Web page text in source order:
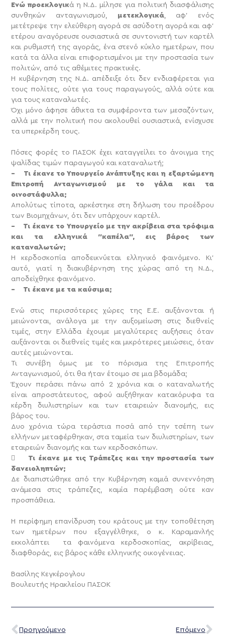
Ενώ προεκλογικά η Ν.Δ. μίλησε για πολιτική διασφάλισης
συνθηκών ανταγωνισμού,
μετεκλογικά, αφ’ ενός
μετέτρεψε την ελεύθερη αγορά σε ασύδοτη αγορά και αφ’
ετέρου αναγόρευσε ουσιαστικά σε συντονιστή των καρτέλ
και ρυθμιστή της αγοράς, ένα στενό κύκλο ημετέρων, που
κατά τα άλλα είναι επιφορτισμένοι με την προστασία των
πολιτών, από τις αθέμιτες πρακτικές.
Η κυβέρνηση της Ν.Δ. απέδειξε ότι δεν ενδιαφέρεται για
τους πολίτες, ούτε για τους παραγωγούς, αλλά ούτε και
για τους καταναλωτές.
Όχι μόνο άφησε άθικτα τα συμφέροντα των μεσαζόντων,
αλλά με την πολιτική που ακολουθεί ουσιαστικά, ενίσχυσε
τα υπερκέρδη τους.
Πόσες φορές το ΠΑΣΟΚ έχει καταγγείλει το άνοιγμα της
ψαλίδας τιμών παραγωγού και καταναλωτή;
– Τι έκανε το Υπουργείο Ανάπτυξης και η εξαρτώμενη
Επιτροπή Ανταγωνισμού με το γάλα και τα
οινοστάφυλλα;
Απολύτως τίποτα, αρκέστηκε στη δήλωση του προέδρου
των Βιομηχάνων, ότι δεν υπάρχουν καρτέλ.
– Τι έκανε το Υπουργείο με την ακρίβεια στα τρόφιμα
και τα ελληνικά ″καπέλα″, εις βάρος των
καταναλωτών;
Η κερδοσκοπία αποδεικνύεται ελληνικό φαινόμενο. Κι’
αυτό, γιατί η διακυβέρνηση της χώρας από τη Ν.Δ.,
αποδείχθηκε φαινόμενο.
– Τι έκανε με τα καύσιμα;
Ενώ στις περισσότερες χώρες της Ε.Ε. αυξάνονται ή
μειώνονται, ανάλογα με την αυξομείωση στις διεθνείς
τιμές, στην Ελλάδα έχουμε μεγαλύτερες αυξήσεις όταν
αυξάνονται οι διεθνείς τιμές και μικρότερες μειώσεις, όταν
αυτές μειώνονται.
Τι συνέβη όμως με το πόρισμα της Επιτροπής
Ανταγωνισμού, ότι θα ήταν έτοιμο σε μια βδομάδα;
Έχουν περάσει πάνω από 2 χρόνια και ο καταναλωτής
είναι απροστάτευτος, αφού αυξήθηκαν κατακόρυφα τα
κέρδη διυλιστηρίων και των εταιρειών διανομής, εις
βάρος του.
Δυο χρόνια τώρα τεράστια ποσά από την τσέπη των
ελλήνων μεταφέρθηκαν, στα ταμεία των διυλιστηρίων, των
εταιρειών διανομής και των κερδοσκόπων.

Τι έκανε με τις Τράπεζες και την προστασία των
δανειοληπτών;
Δε διαπιστώθηκε από την Κυβέρνηση καμιά συνεννόηση
ανάμεσα στις τράπεζες, καμία παρέμβαση ούτε καν
προσπάθεια.
Η περίφημη επανίδρυση του κράτους με την τοποθέτηση
των ημετέρων που εξαγγέλθηκε, ο κ. Καραμανλής
εκκολάπτει τα φαινόμενα κερδοσκοπίας, ακρίβειας,
διαφθοράς, εις βάρος κάθε ελληνικής οικογένειας.
Βασίλης Κεγκέρογλου
Βουλευτής Ηρακλείου ΠΑΣΟΚ
Προηγούμενο Επόμενο